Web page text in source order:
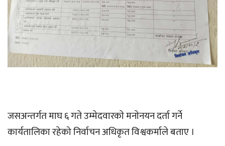
जसअन्तर्गत माघ ६ गते उम्मेदवारकाे मनाेनयन दर्ता गर्ने
कार्यतालिका रहेको निर्वाचन अधिकृत विश्वकर्माले बताए ।